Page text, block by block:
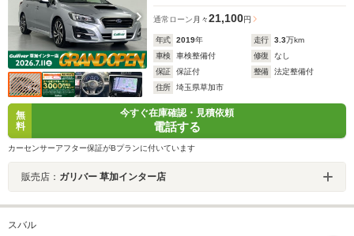
通常ローン 月々21,100円
年式 2019年 走行 3.3万km
車検
車検整備付 修復
なし
保証
保証付 整備
法定整備付
住所
埼玉県草加市
無
料
今すぐ在庫確認・見積依頼
電話する
カーセンサーアフター保証がBプランに付いています
販売店： ガリバー 草加インター店
スバル